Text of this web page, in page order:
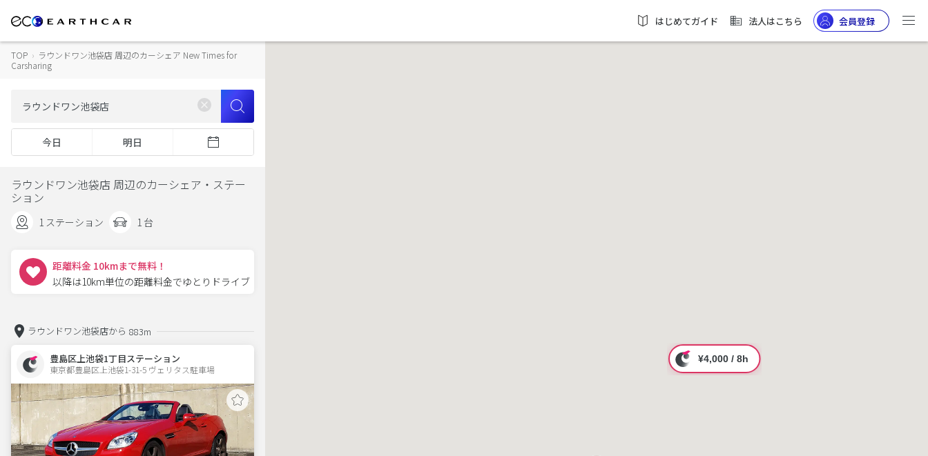
はじめてガイド 法人はこちら 会員登録
TOP › ラウンドワン池袋店 周辺のカーシェア New Times for
Carsharing
今日 明日
ラウンドワン池袋店 周辺のカーシェア・ステー
ション
1 ステーション 1 台
距離料金 10kmまで無料！
以降は10km単位の距離料金でゆとりドライブ
ラウンドワン池袋店から 883m
豊島区上池袋1丁目ステーション
東京都豊島区上池袋1-31-5 ヴェリタス駐車場